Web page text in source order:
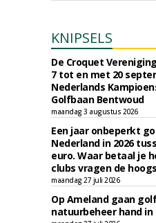
KNIPSELS
De Croquet
7 tot en met 20
Nederlands
Golfbaan Bentwoud
maandag 3 augustus 2026
Een jaar onbeperkt
Nederland in 2026
euro. Waar betaal je
clubs vragen de
maandag 27 juli 2026
Op Ameland gaan
natuurbeheer hand in